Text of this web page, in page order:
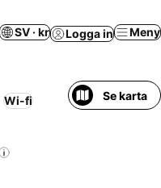
SV · kr Logga in Meny
Wi-fi Se karta